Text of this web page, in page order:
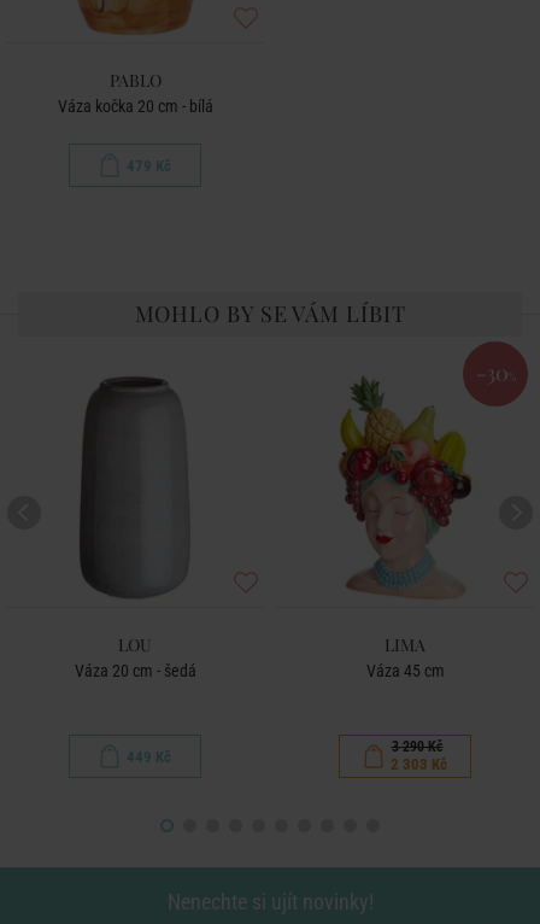
PABLO
Váza kočka 20 cm - bílá
479 Kč
MOHLO BY SE VÁM LÍBIT
LOU
Váza 20 cm - šedá
449 Kč
-30 %
LIMA
Váza 45 cm
3 290 Kč
2 303 Kč
Nenechte si ujít novinky!